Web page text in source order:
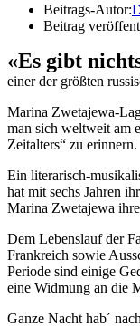
Beitrags-Autor:
Beitrag
«Es gibt
einer der größten
Marina Zwetajewa-
man sich weltweit am
Zeitalters“ zu erinnern.
Ein literarisch-
hat mit sechs Jahren
Marina Zwetajewa
Dem Lebenslauf der
Frankreich sowie
Periode sind einige
eine Widmung an die
Ganze Nacht hab´